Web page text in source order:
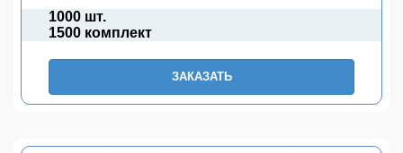
1000 шт.
1500 комплект
ЗАКАЗАТЬ